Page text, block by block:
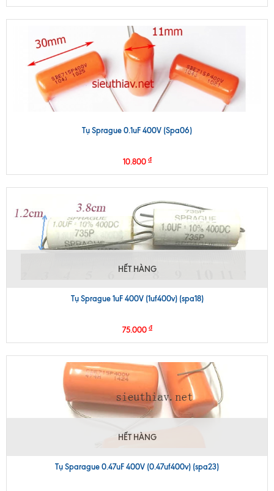
Tụ Sprague 0.1uF 400V (Spa06)
10.800 ₫
Tụ Sprague 1uF 400V (1uf400v) (spa18)
75.000 ₫
HẾT HÀNG
Tụ Sparague 0.47uF 400V (0.47uf400v) (spa23)
HẾT HÀNG